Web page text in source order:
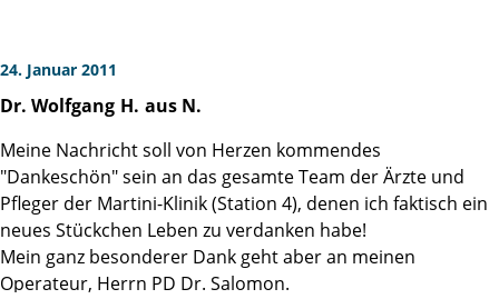
und ohne jeglichen Urinverlust. Trotz nur einseitigen
Nervenerhalts kam es bereits mit Katheter zu Erektionen.
Auch wenn danach die Psyche nicht immer mitspielte und
es zu Stress mit der Partnerin kam (erst die Euphorie, dann
die Angst vorm Versagen, beim Partner wahrgenommen
als Ablehnung) - ich erreiche heute vermutlich wieder die
"Härte" wie vor der OP. Gemessen habe ich es ja nie :-). Zur
Unterstützung der Psyche nehme ich ab und an eine halbe
Tablette Levitra, ohne Partnerin brauche ich das allerdings
24. Januar 2011
Dr. Wolfgang H. aus N.
Meine Nachricht soll von Herzen kommendes
"Dankeschön" sein an das gesamte Team der Ärzte und
Pfleger der Martini-Klinik (Station 4), denen ich faktisch ein
neues Stückchen Leben zu verdanken habe!
Mein ganz besonderer Dank geht aber an meinen
Operateur, Herrn PD Dr. Salomon.